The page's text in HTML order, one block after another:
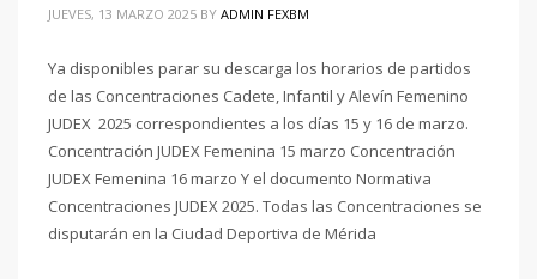
JUEVES, 13 MARZO 2025 BY ADMIN FEXBM
Ya disponibles parar su descarga los horarios de partidos
de las Concentraciones Cadete, Infantil y Alevín Femenino
JUDEX 2025 correspondientes a los días 15 y 16 de marzo.
Concentración JUDEX Femenina 15 marzo Concentración
JUDEX Femenina 16 marzo Y el documento Normativa
Concentraciones JUDEX 2025. Todas las Concentraciones se
disputarán en la Ciudad Deportiva de Mérida